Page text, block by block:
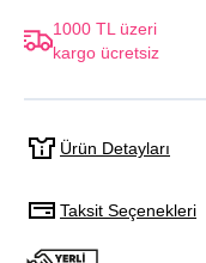
1000 TL üzeri
kargo ücretsiz
Ürün Detayları
Taksit Seçenekleri